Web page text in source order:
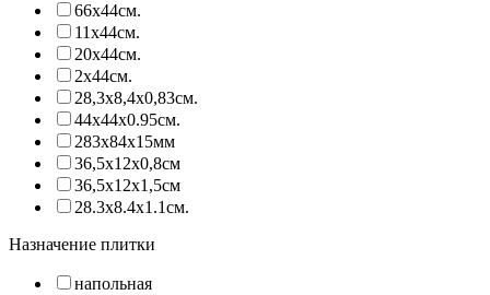
66х44см.
11х44см.
20х44см.
2х44см.
28,3х8,4х0,83см.
44х44х0.95см.
283х84х15мм
36,5х12х0,8см
36,5х12х1,5см
28.3х8.4х1.1см.
Назначение плитки
напольная